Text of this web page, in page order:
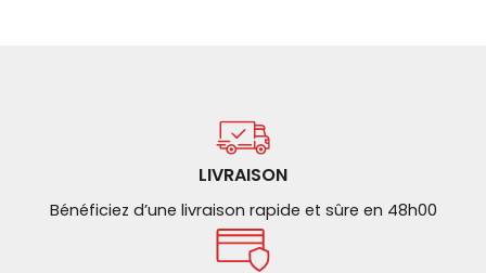
LIVRAISON
Bénéficiez d’une livraison rapide et sûre en 48h00